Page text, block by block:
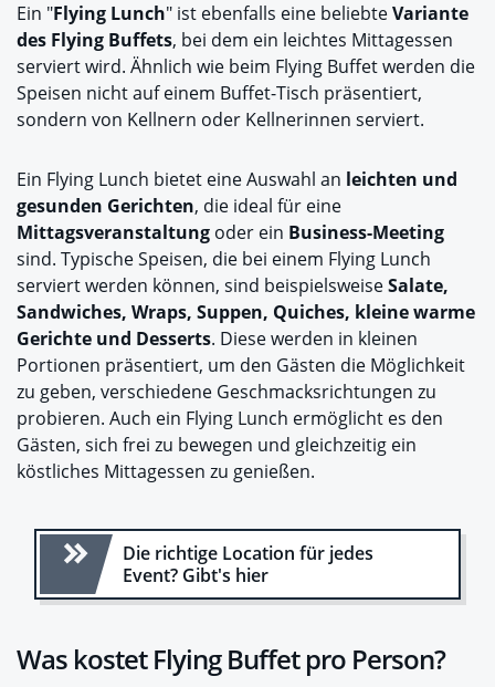
Ein "Flying Lunch" ist ebenfalls eine beliebteVariante
des Flying Buffets, bei dem ein leichtes Mittagessen
serviert wird. Ähnlich wie beim Flying Buffet werden die
Speisen nicht auf einem Buffet-Tisch präsentiert,
sondern von Kellnern oder Kellnerinnen serviert.
Ein Flying Lunch bietet eine Auswahl an leichten und
gesunden Gerichten, die ideal für eine
Mittagsveranstaltung oder ein Business-Meeting
sind. Typische Speisen, die bei einem Flying Lunch
serviert werden können, sind beispielsweiseSalate,
Sandwiches, Wraps, Suppen, Quiches, kleine warme
Gerichte und Desserts. Diese werden in kleinen
Portionen präsentiert, um den Gästen die Möglichkeit
zu geben, verschiedene Geschmacksrichtungen zu
probieren. Auch ein Flying Lunch ermöglicht es den
Gästen, sich frei zu bewegen und gleichzeitig ein
köstliches Mittagessen zu genießen.
Die richtige Location für jedes
Event? Gibt's hier
Was kostet Flying Buffet pro Person?